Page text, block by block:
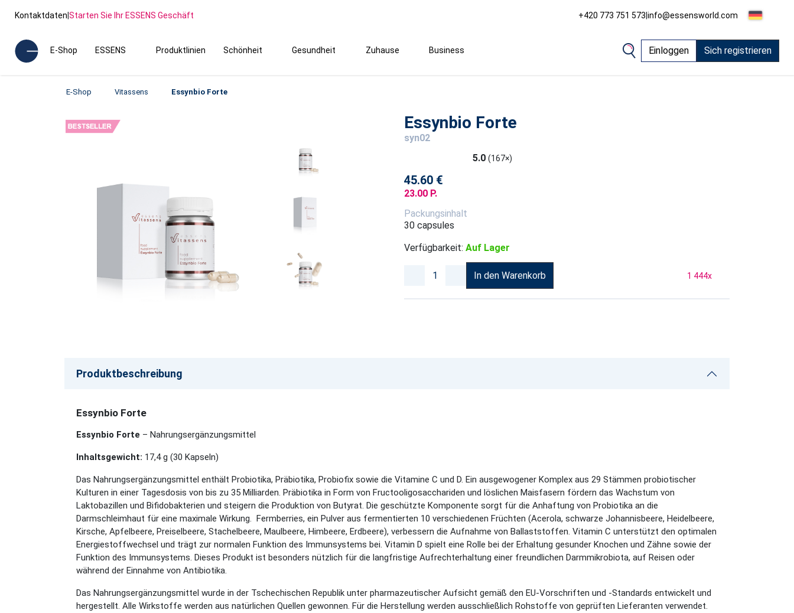
Kontaktdaten|Starten Sie Ihr ESSENS Geschäft +420 773 751 573|info@essensworld.com
E-Shop ESSENS Produktlinien Schönheit Gesundheit Zuhause Business Einloggen Sich registrieren
E-Shop Vitassens Essynbio Forte
Essynbio Forte
syn02
5.0 (167×)
45.60 €
23.00 P.
Packungsinhalt
30 capsules
Verfügbarkeit: Auf Lager
In den Warenkorb 1 444x
Produktbeschreibung
Essynbio Forte
Essynbio Forte – Nahrungsergänzungsmittel
Inhaltsgewicht: 17,4 g (30 Kapseln)
Das Nahrungsergänzungsmittel enthält Probiotika, Präbiotika, Probiofix sowie die Vitamine C und D. Ein ausgewogener Komplex aus 29 Stämmen probiotischer
Kulturen in einer Tagesdosis von bis zu 35 Milliarden. Präbiotika in Form von Fructooligosacchariden und löslichen Maisfasern fördern das Wachstum von
Laktobazillen und Bifidobakterien und steigern die Produktion von Butyrat. Die geschützte Komponente sorgt für die Anhaftung von Probiotika an die
Darmschleimhaut für eine maximale Wirkung. Fermberries, ein Pulver aus fermentierten 10 verschiedenen Früchten (Acerola, schwarze Johannisbeere, Heidelbeere,
Kirsche, Apfelbeere, Preiselbeere, Stachelbeere, Maulbeere, Himbeere, Erdbeere), verbessern die Aufnahme von Ballaststoffen. Vitamin C unterstützt den optimalen
Energiestoffwechsel und trägt zur normalen Funktion des Immunsystems bei. Vitamin D spielt eine Rolle bei der Erhaltung gesunder Knochen und Zähne sowie der
Funktion des Immunsystems. Dieses Produkt ist besonders nützlich für die langfristige Aufrechterhaltung einer freundlichen Darmmikrobiota, auf Reisen oder
während der Einnahme von Antibiotika.
Das Nahrungsergänzungsmittel wurde in der Tschechischen Republik unter pharmazeutischer Aufsicht gemäß den EU-Vorschriften und -Standards entwickelt und
hergestellt. Alle Wirkstoffe werden aus natürlichen Quellen gewonnen. Für die Herstellung werden ausschließlich Rohstoffe von geprüften Lieferanten verwendet.